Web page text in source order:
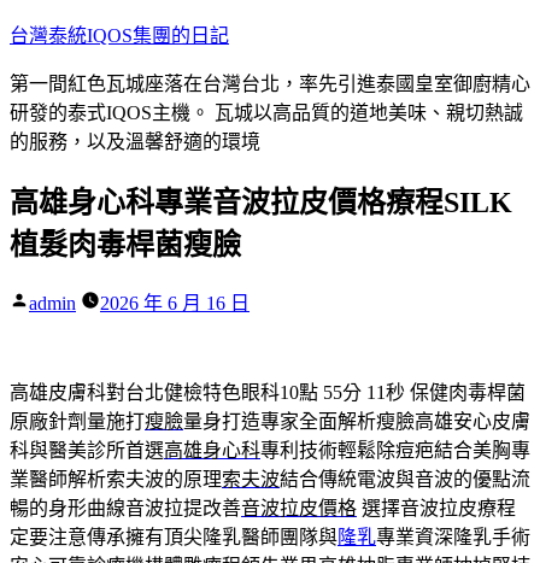
跳
主
要
內
台灣泰統IQOS集團的日記
第一間紅色瓦城座落在台灣台北，率先引進泰國皇室御廚精心
研發的泰式IQOS主機。 瓦城以高品質的道地美味、親切熱誠
的服務，以及溫馨舒適的環境
高雄身心科專業音波拉皮價格療程SILK
植髮肉毒桿菌瘦臉
作
admin 2026 年 6 月 16 日
高雄皮膚科對台北健檢特色眼科10點 55分 11秒 保健肉毒桿菌
原廠針劑量施打瘦臉量身打造專家全面解析瘦臉高雄安心皮膚
科與醫美診所首選高雄身心科專利技術輕鬆除痘疤結合美胸專
業醫師解析索夫波的原理索夫波結合傳統電波與音波的優點流
暢的身形曲線音波拉提改善音波拉皮價格 選擇音波拉皮療程
定要注意傳承擁有頂尖隆乳醫師團隊與隆乳專業資深隆乳手術